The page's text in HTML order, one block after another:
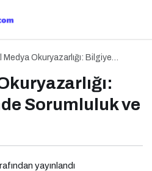
Medya Okuryazarlığı: Bilgiye
Sorumluluk ve
yayınlandı
Bir Pazarlama Dili Konuşuyor:
ve Markalara Yönelik